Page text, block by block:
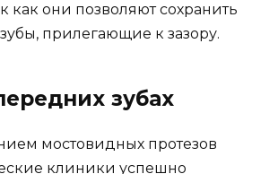
как они позволяют сохранить
прилегающие к зазору.
зубах
мостовидных протезов
клиники успешно